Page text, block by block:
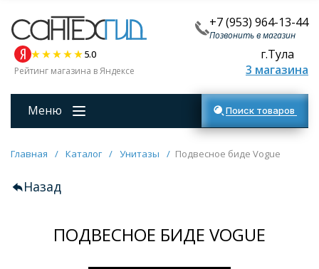
+7 (953) 964-13-44
Позвонить в магазин
5.0
Рейтинг магазина в Яндексе
г.Тула
3 магазина
Меню Поиск товаров
Главная / Каталог / Унитазы / Подвесное биде Vogue
Назад
ПОДВЕСНОЕ БИДЕ VOGUE